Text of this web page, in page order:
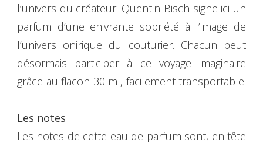
l’univers du créateur. Quentin Bisch signe ici un
parfum d’une enivrante sobriété à l’image de
l’univers onirique du couturier. Chacun peut
désormais participer à ce voyage imaginaire
grâce au flacon 30 ml, facilement transportable.
Les notes
Les notes de cette eau de parfum sont, en tête